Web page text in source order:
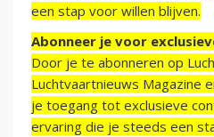
een stap voor willen blijven.
Abonneer je voor
Door je te abonneren op
Luchtvaartnieuws Magazine
je toegang tot exclusieve
ervaring die je steeds een